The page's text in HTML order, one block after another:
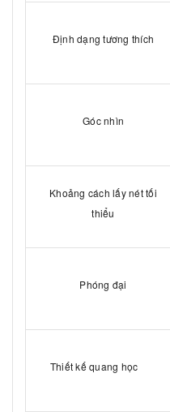
Định dạng tương thích
Góc nhìn
Khoảng cách lấy nét tối
thiểu
Phóng đại
Thiết kế quang học